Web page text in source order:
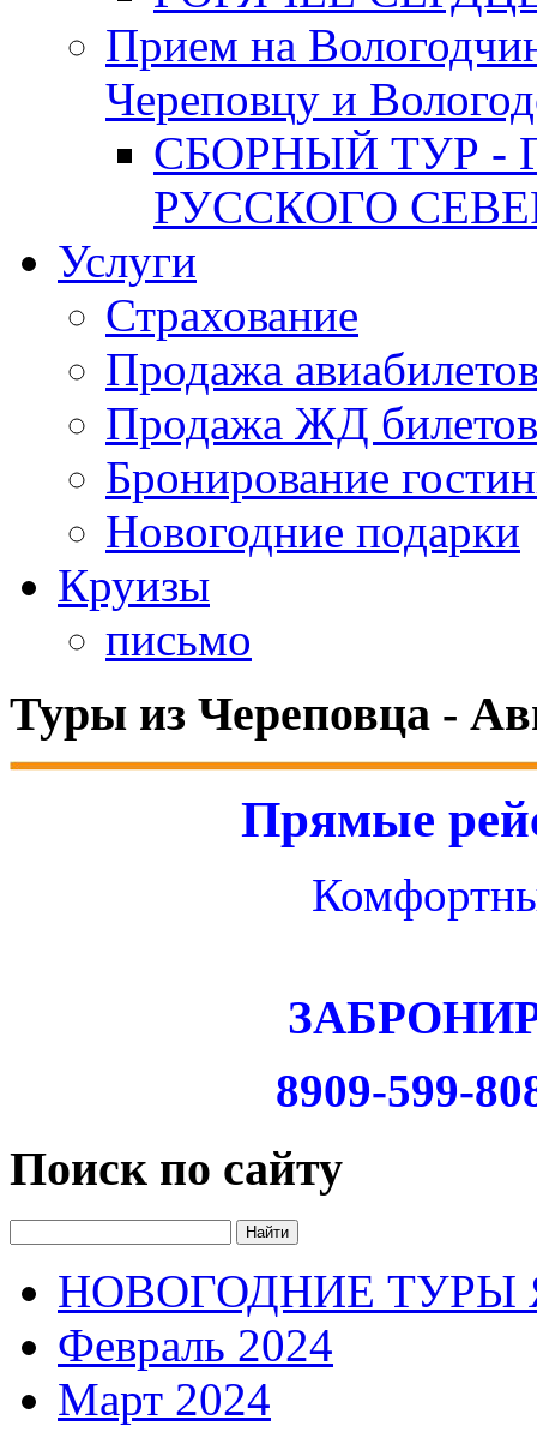
Прием на
Череповцу и
СБОРНЫЙ ТУР -
РУССКОГО
Услуги
Страхование
Продажа
Продажа ЖД билетов
Бронирование
Новогодние подарки
Круизы
письмо
Туры из Череповца -
Прямые
8909-599-
Поиск по сайту
НОВОГОДНИЕ ТУРЫ
Февраль 2024
Март 2024